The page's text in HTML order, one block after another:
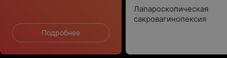
Подробнее
Лапароскопическая
сакровагинопексия